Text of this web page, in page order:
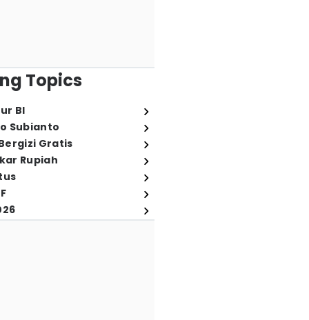
Topics
BI
Subianto
Gratis
Rupiah